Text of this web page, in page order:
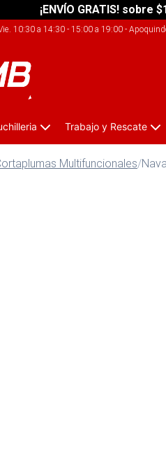
¡ENVÍO GRATIS!
10:30 a 14:30 - 15:00 a 19:00-
Trabajo y Rescate
Multifuncionales/